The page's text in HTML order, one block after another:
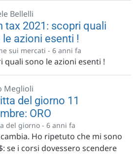
Bellelli
tax 2021: scopri quali
le azioni esenti !
sui mercati - 6 anni fa
quali sono le azioni esenti !
Meglioli
del giorno 11
ORO
del giorno - 6 anni fa
Ho ripetuto che mi sono
se i corsi dovessero scendere